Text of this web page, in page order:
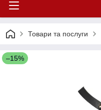
Товари та послуги
–15%